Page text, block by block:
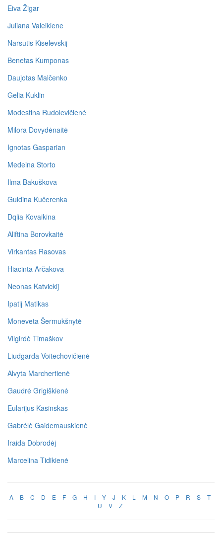
Eiva Žigar
Juliana Valeikiene
Narsutis Kiselevskij
Benetas Kumponas
Daujotas Malčenko
Gelia Kuklin
Modestina Rudolevičienė
Milora Dovydėnaitė
Ignotas Gasparian
Medeina Storto
Ilma Bakuškova
Guldina Kučerenka
Dqlia Kovaikina
Aliftina Borovkaitė
Virkantas Rasovas
Hiacinta Arčakova
Neonas Katvickij
Ipatij Matikas
Moneveta Šermukšnytė
Vilgirdė Timaškov
Liudgarda Voitechovičienė
Alvyta Marchertienė
Gaudrė Grigiškienė
Eularijus Kasinskas
Gabrėlė Gaidemauskienė
Iraida Dobrodėj
Marcelina Tidikienė
A B C D E F G H I Y J K L M N O P R S
T
U
V Z